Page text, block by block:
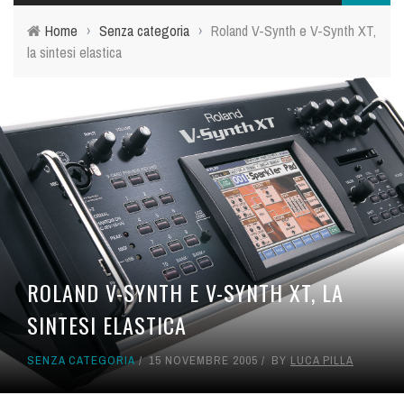
Home › Senza categoria › Roland V-Synth e V-Synth XT,
la sintesi elastica
ROLAND V-SYNTH E V-SYNTH XT, LA
SINTESI ELASTICA
SENZA CATEGORIA 15 NOVEMBRE 2005 BY LUCA PILLA